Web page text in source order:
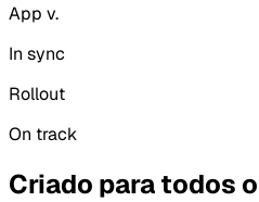
App v.
In sync
Rollout
On track
Criado para todos